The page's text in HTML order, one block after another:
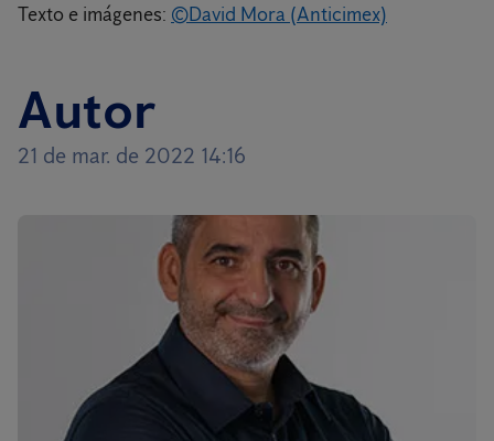
Texto e imágenes: ©David Mora (Anticimex)
Autor
21 de mar. de 2022 14:16